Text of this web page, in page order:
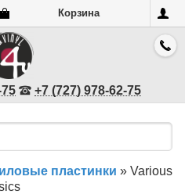
Корзина
+7 (727) 978-62-75
пластинки » Various